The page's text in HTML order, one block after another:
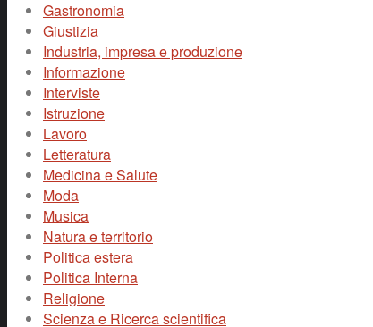
Gastronomia
Giustizia
Industria, impresa e produzione
Informazione
Interviste
Istruzione
Lavoro
Letteratura
Medicina e Salute
Moda
Musica
Natura e territorio
Politica estera
Politica Interna
Religione
Scienza e Ricerca scientifica